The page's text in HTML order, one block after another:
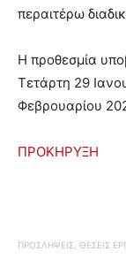
περαιτέρω
Η προθεσμία
Τετάρτη 29
Φεβρουαρίου
ΠΡΟΚΗΡΥΞΗ
ΠΡΟΣΛΗΨΕΙΣ, ΘΕΣΕΙΣ